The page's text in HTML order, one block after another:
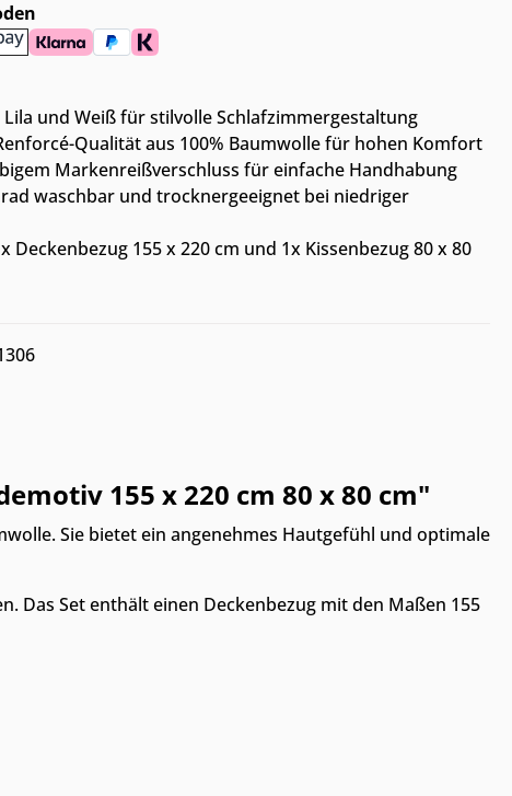
und Weiß für stilvolle Schlafzimmergestaltung
Qualität aus 100% Baumwolle für hohen Komfort
Markenreißverschluss für einfache Handhabung
waschbar und trocknergeeignet bei niedriger
Deckenbezug 155 x 220 cm und 1x Kissenbezug 80 x 80
155 x 220 cm 80 x 80 cm"
Sie bietet ein angenehmes Hautgefühl und optimale
Das Set enthält einen Deckenbezug mit den Maßen 155